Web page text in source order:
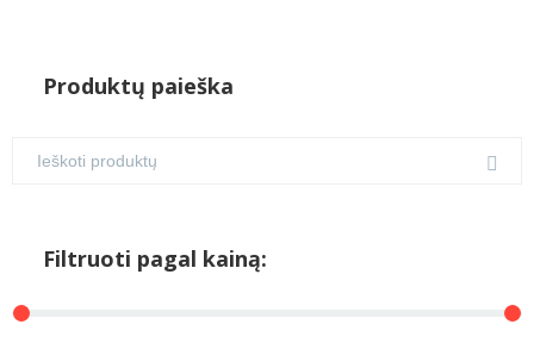
Produktų paieška
Filtruoti pagal kainą: